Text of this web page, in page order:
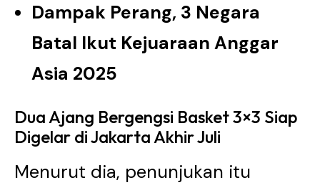
Dampak Perang, 3 Negara
Batal Ikut Kejuaraan Anggar
Asia 2025
Dua Ajang Bergengsi Basket 3×3 Siap
Digelar di Jakarta Akhir Juli
Menurut dia, penunjukan itu